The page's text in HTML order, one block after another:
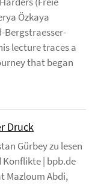
Özkaya
Bergstraesser-
lecture traces a
that began
Druck
Gürbey zu lesen
| bpb.de
Mazloum Abdi,